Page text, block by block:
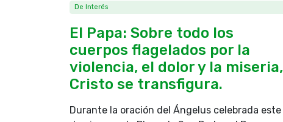
De Interés
El Papa: Sobre todo los
cuerpos flagelados por la
violencia, el dolor y la miseria,
Cristo se transfigura.
Durante la oración del Ángelus celebrada este